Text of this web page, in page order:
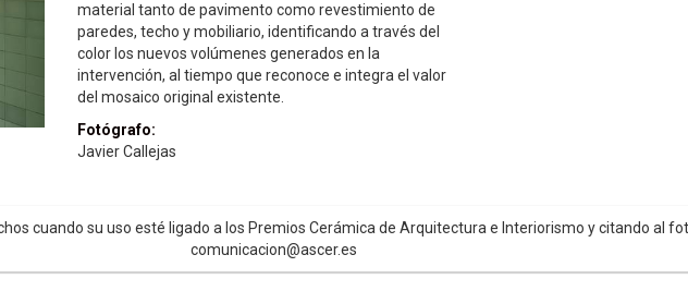
material tanto de pavimento como revestimiento de
paredes, techo y mobiliario, identificando a través del
color los nuevos volúmenes generados en la
intervención, al tiempo que reconoce e integra el valor
del mosaico original existente.
Fotógrafo:
Javier Callejas
cuando su uso esté ligado a los Premios Cerámica de Arquitectura e Interiorismo y citando al
comunicacion@ascer.es